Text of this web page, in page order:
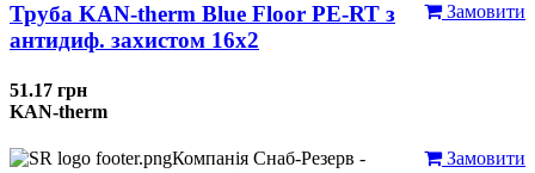
Замовити
Труба KAN-therm Blue Floor PE-RT з
антидиф. захистом 16х2
51.17 грн
KAN-therm
Замовити
Компанія Снаб-Резерв -